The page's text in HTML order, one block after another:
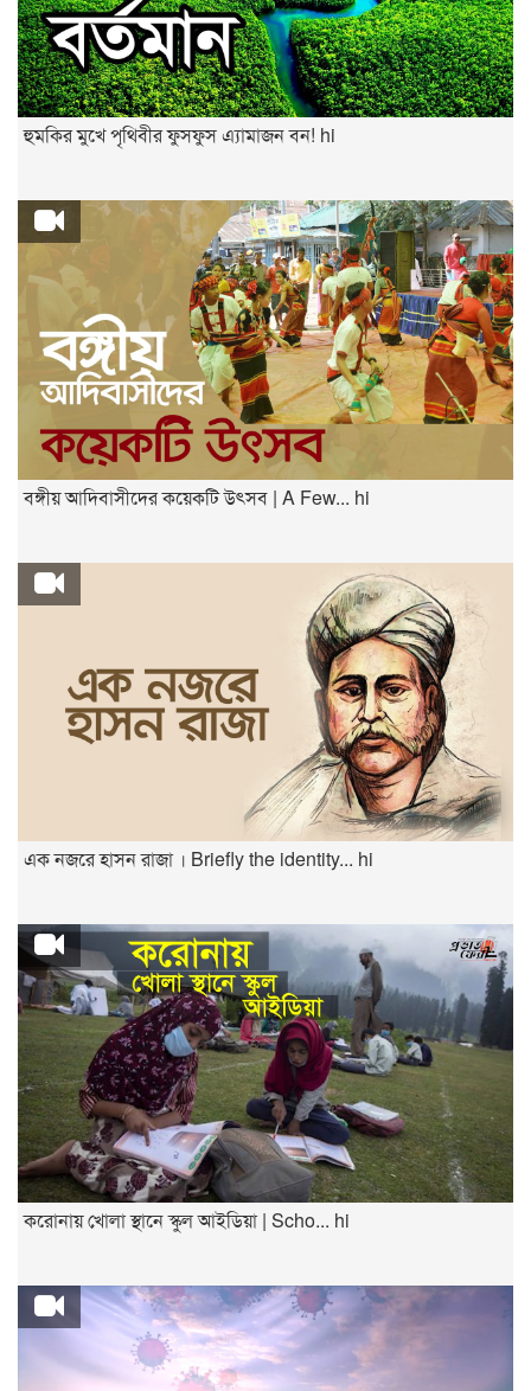
হুমকির মুখে পৃথিবীর ফুসফুস এ্যামাজন বন! hi
বঙ্গীয় আদিবাসীদের কয়েকটি উৎসব | A Few... hi
এক নজরে হাসন রাজা । Briefly the identity... hi
করোনায় খোলা স্থানে স্কুল আইডিয়া | Scho... hi